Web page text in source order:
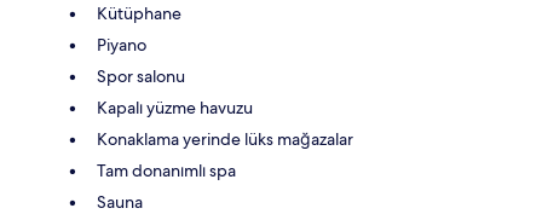
Kütüphane
Piyano
Spor salonu
Kapalı yüzme havuzu
Konaklama yerinde lüks mağazalar
Tam donanımlı spa
Sauna